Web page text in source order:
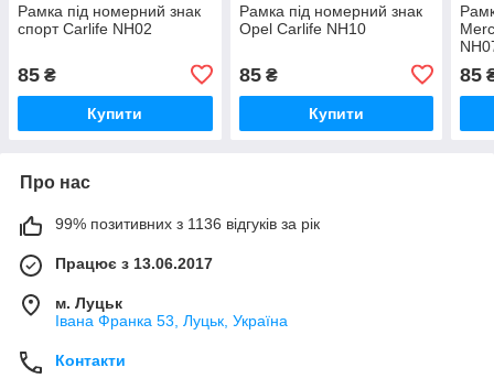
Рамка під номерний знак
спорт Carlife NH02
85 ₴
Купити
Рамка під номерний знак
Opel Carlife NH10
85₴
Купити
85
Про нас
99% позитивних з 1136 відгуків за рік
Працює з 13.06.2017
м. Луцьк
Івана Франка 53, Луцьк, Україна
Контакти